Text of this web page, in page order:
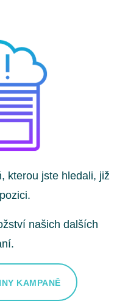
kterou jste hledali, již
našich dalších
KAMPANĚ